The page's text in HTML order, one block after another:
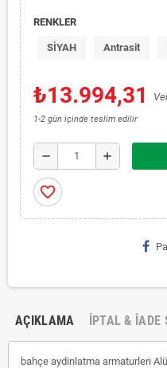
RENKLER
SİYAH Antrasit
₺13.994,31
1-2 gün içinde teslim edilir
remove add
favorite_border
AÇIKLAMA İPTAL & İADE
bahçe aydinlatma armaturleri